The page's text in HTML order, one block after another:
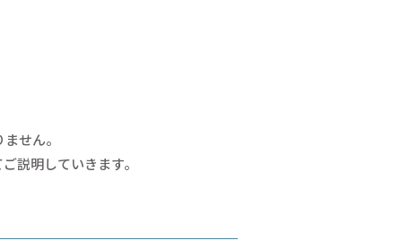
せん。
説明していきます。